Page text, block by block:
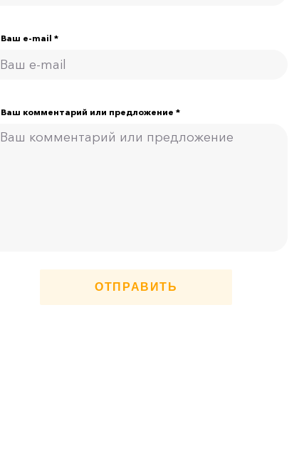
Ваш e-mail *
Ваш комментарий или предложение *
ОТПРАВИТЬ